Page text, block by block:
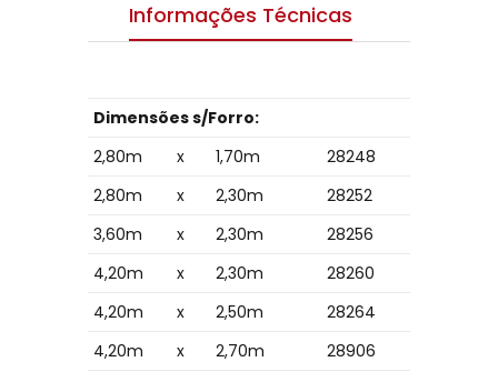
Informações Técnicas
Dimensões s/Forro:
2,80m
x 1,70m
28248
2,80m
x 2,30m
28252
3,60m
x 2,30m
28256
4,20m
x 2,30m
28260
4,20m
x 2,50m
28264
4,20m
x 2,70m
28906